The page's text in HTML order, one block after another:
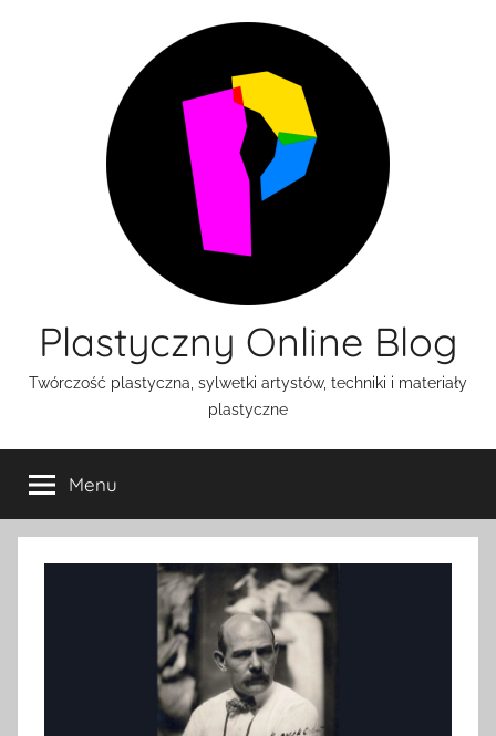
Plastyczny Online Blog
Twórczość plastyczna, sylwetki artystów, techniki i materiały
plastyczne
Menu